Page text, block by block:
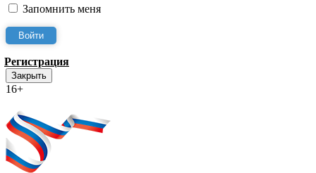
Запомнить меня
Регистрация
Закрыть
16+